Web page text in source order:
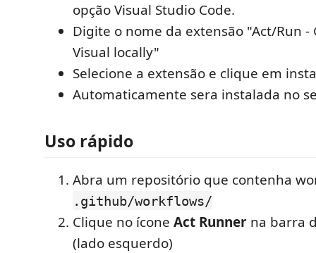
opção Visual Studio Code.
Digite o nome da extensão "Act/Run -
Visual locally"
Selecione a extensão e clique em
Automaticamente sera instalada no
Uso rápido
Abra um repositório que contenha
.github/workflows/
Clique no ícone Act Runner na barra
(lado esquerdo)